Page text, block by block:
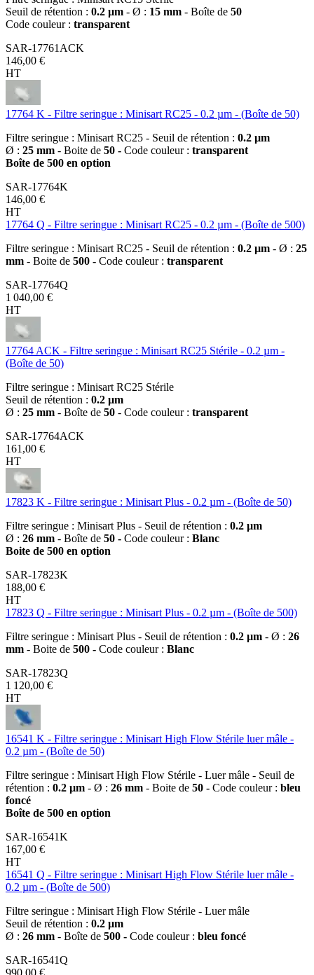
Seuil de rétention : 0.2 µm - Ø : 15 mm - Boîte de 50
Code couleur : transparent
SAR-17761ACK
146,00 €
HT
17764 K - Filtre seringue : Minisart RC25 - 0.2 µm - (Boîte de 50)
Filtre seringue : Minisart RC25 - Seuil de rétention : 0.2 µm
Ø : 25 mm - Boite de 50 - Code couleur : transparent
Boîte de 500 en option
SAR-17764K
146,00 €
HT
17764 Q - Filtre seringue : Minisart RC25 - 0.2 µm - (Boîte de 500)
Filtre seringue : Minisart RC25 - Seuil de rétention : 0.2 µm - Ø : 25
mm - Boite de 500 - Code couleur : transparent
SAR-17764Q
1 040,00 €
HT
17764 ACK - Filtre seringue : Minisart RC25 Stérile - 0.2 µm -
(Boîte de 50)
Filtre seringue : Minisart RC25 Stérile
Seuil de rétention : 0.2 µm
Ø : 25 mm - Boîte de 50 - Code couleur : transparent
SAR-17764ACK
161,00 €
HT
17823 K - Filtre seringue : Minisart Plus - 0.2 µm - (Boîte de 50)
Filtre seringue : Minisart Plus - Seuil de rétention : 0.2 µm
Ø : 26 mm - Boîte de 50 - Code couleur : Blanc
Boite de 500 en option
SAR-17823K
188,00 €
HT
17823 Q - Filtre seringue : Minisart Plus - 0.2 µm - (Boîte de 500)
Filtre seringue : Minisart Plus - Seuil de rétention : 0.2 µm - Ø : 26
mm - Boite de 500 - Code couleur : Blanc
SAR-17823Q
1 120,00 €
HT
16541 K - Filtre seringue : Minisart High Flow Stérile luer mâle -
0.2 µm - (Boîte de 50)
Filtre seringue : Minisart High Flow Stérile - Luer mâle - Seuil de
rétention : 0.2 µm - Ø : 26 mm - Boite de 50 - Code couleur : bleu
foncé
Boîte de 500 en option
SAR-16541K
167,00 €
HT
16541 Q - Filtre seringue : Minisart High Flow Stérile luer mâle -
0.2 µm - (Boîte de 500)
Filtre seringue : Minisart High Flow Stérile - Luer mâle
Seuil de rétention : 0.2 µm
Ø : 26 mm - Boîte de 500 - Code couleur : bleu foncé
SAR-16541Q
990,00 €